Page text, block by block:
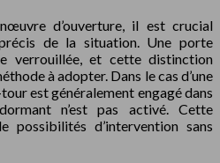
d’ouverture, il est crucial
de la situation. Une porte
verrouillée, et cette distinction
à adopter. Dans le cas d’une
est généralement engagé dans
n’est pas activé. Cette
d’intervention sans